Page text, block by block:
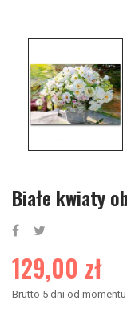
Białe kwiaty
129,00 zł
Brutto 5 dni od